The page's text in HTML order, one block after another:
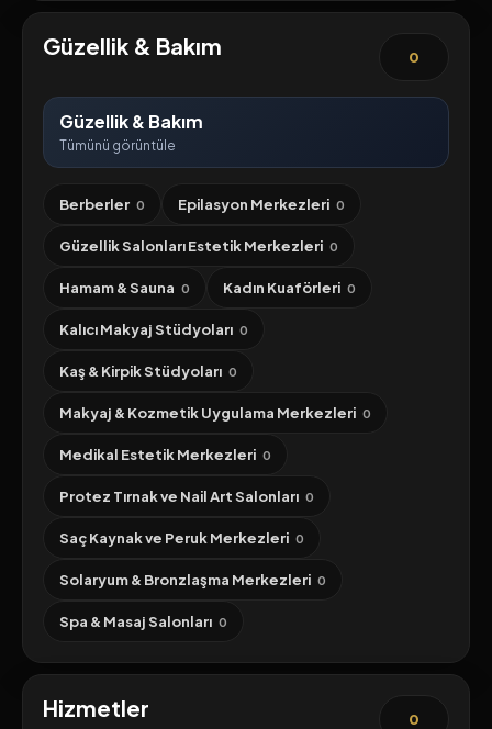
Güzellik & Bakım 0
Güzellik & Bakım
Tümünü görüntüle
Berberler 0 Epilasyon Merkezleri 0
Güzellik Salonları Estetik Merkezleri 0
Hamam & Sauna 0 Kadın Kuaförleri 0
Kalıcı Makyaj Stüdyoları 0
Kaş & Kirpik Stüdyoları 0
Makyaj & Kozmetik Uygulama Merkezleri 0
Medikal Estetik Merkezleri 0
Protez Tırnak ve Nail Art Salonları 0
Saç Kaynak ve Peruk Merkezleri 0
Solaryum & Bronzlaşma Merkezleri 0
Spa & Masaj Salonları 0
Hizmetler 0